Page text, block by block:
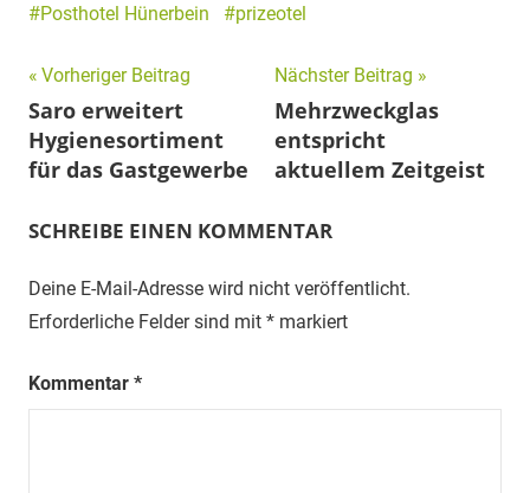
Posthotel Hünerbein
prizeotel
Beitragsnavigation
Vorheriger Beitrag
Saro erweitert
Hygienesortiment
für das Gastgewerbe
Nächster Beitrag
Mehrzweckglas
entspricht
aktuellem Zeitgeist
SCHREIBE EINEN KOMMENTAR
Deine E-Mail-Adresse wird nicht veröffentlicht.
Erforderliche Felder sind mit * markiert
Kommentar *